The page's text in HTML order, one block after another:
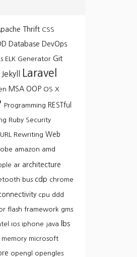
Thrift CSS
Database DevOps
ELK Generator Git
Jekyll Laravel
MSA OOP OS X
Programming RESTful
Ruby Security
URL Rewriting Web
amazon amd
ar architecture
bus cdp chrome
cpu ddd
flash framework gms
ios iphone java lbs
memory microsoft
opengl opengles